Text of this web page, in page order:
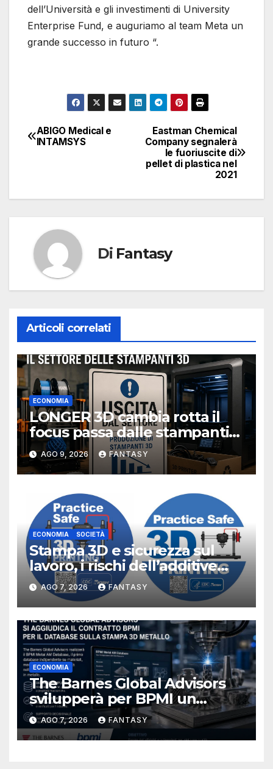
dell’Università e gli investimenti di University
Enterprise Fund, e auguriamo al team Meta un
grande successo in futuro “.
Navigazione
Eastman Chemical
Company segnalerà
le fuoriuscite di
pellet di plastica nel
2021
ABIGO Medical e
INTAMSYS
Di Fantasy
Articoli correlati
ECONOMIA
LONGER 3D cambia rotta il
focus passa dalle stampanti
3D alla stampa UV?
AGO 9, 2026 FANTASY
ECONOMIA SOCIETÀ
Stampa 3D e sicurezza sul
lavoro, i rischi dell’additive
manufacturing secondo
NIOSH
AGO 7, 2026 FANTASY
ECONOMIA
The Barnes Global Advisors
svilupperà per BPMI un
database per la stampa 3D
metallica destinata alla filiera
navale statunitense
AGO 7, 2026 FANTASY